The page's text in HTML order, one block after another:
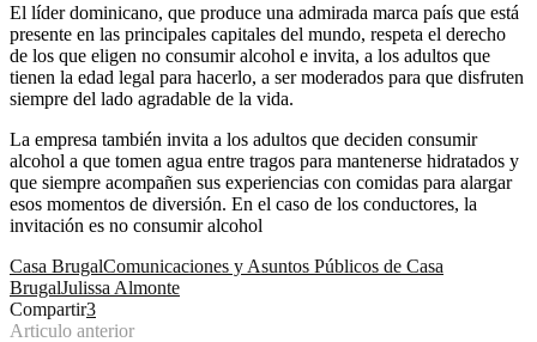
El líder dominicano, que produce una admirada marca país que está
presente en las principales capitales del mundo, respeta el derecho
de los que eligen no consumir alcohol e invita, a los adultos que
tienen la edad legal para hacerlo, a ser moderados para que disfruten
siempre del lado agradable de la vida.
La empresa también invita a los adultos que deciden consumir
alcohol a que tomen agua entre tragos para mantenerse hidratados y
que siempre acompañen sus experiencias con comidas para alargar
esos momentos de diversión. En el caso de los conductores, la
invitación es no consumir alcohol
Casa BrugalComunicaciones y Asuntos Públicos de Casa
BrugalJulissa Almonte
Compartir3
Articulo anterior